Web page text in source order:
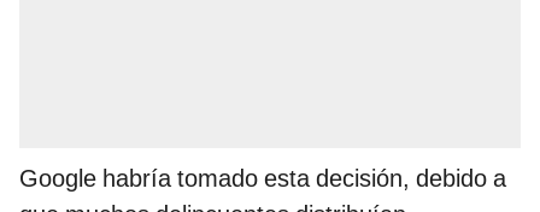
Google habría tomado esta decisión, debido a